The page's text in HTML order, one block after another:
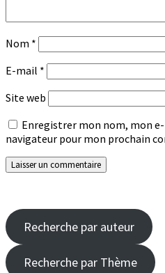
Nom *
E-mail *
Site web
Enregistrer mon nom, mon
navigateur pour mon prochain
Recherche par auteur
Recherche par Thème